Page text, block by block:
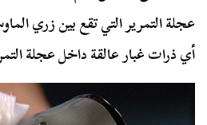
عجلة التمرير التي تقع بين زري
أي ذرات غبار عالقة داخل عجلة